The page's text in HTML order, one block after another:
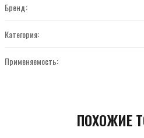
Бренд:
Категория:
Применяемость:
ПОХОЖИЕ